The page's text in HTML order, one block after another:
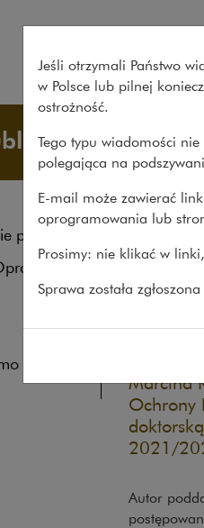
w
publikacje
Roczniki
Książki
naukowe
Publikacje>
KSIĄŻKI
Marcina
Ochrony
2021/
Autor
Jeśli otrzymali Państwo
w Polsce lub pilnej
ostrożność.
Tego typu wiadomości
polegająca na
E-mail może zawierać
oprogramowania lub
Prosimy: nie klikać w
Sprawa została